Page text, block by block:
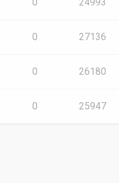
0 24993
0 27136
0 26180
0 25947